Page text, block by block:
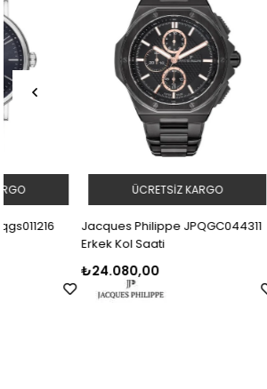
Jacques Philippe JPQGC044311
Erkek Kol Saati
₺24.080,00
ÜCRETSIZ KARGO
Jacques
Erkek Kol